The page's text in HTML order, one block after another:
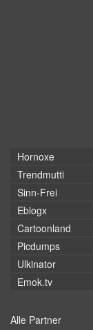
Hornoxe
Trendmutti
Sinn-Frei
Eblogx
Cartoonland
Picdumps
Ulkinator
Emok.tv
Alle Partner